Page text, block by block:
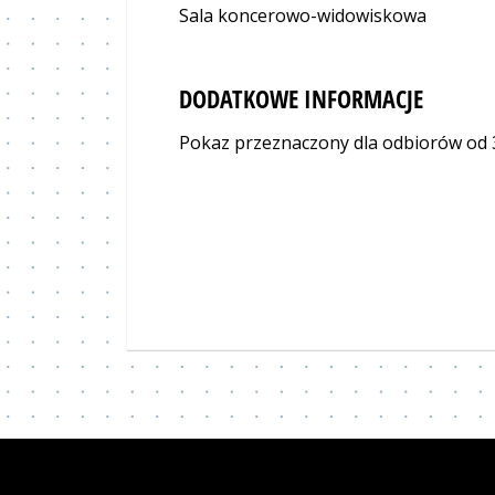
Sala koncerowo-widowiskowa
DODATKOWE INFORMACJE
Pokaz przeznaczony dla odbiorów od